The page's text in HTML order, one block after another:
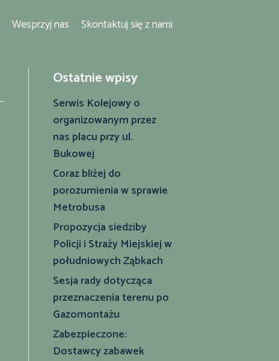
Wesprzyj nas Skontaktuj się z nami
Ostatnie wpisy
Serwis Kolejowy o
organizowanym przez
nas placu przy ul.
Bukowej
Coraz bliżej do
porozumienia w sprawie
Metrobusa
Propozycja siedziby
Policji i Straży Miejskiej w
południowych Ząbkach
Sesja rady dotycząca
przeznaczenia terenu po
Gazomontażu
Zabezpieczone:
Dostawcy zabawek